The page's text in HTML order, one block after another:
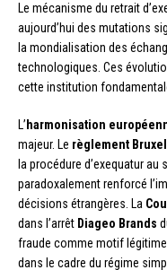
Le mécanisme du retrait
aujourd’hui des mutations
la mondialisation des
technologiques. Ces
cette institution
L’ harmonisation
majeur. Le règlement
la procédure d’exequatur au
paradoxalement renforcé
décisions étrangères. La
dans l’arrêt Diageo Brands
fraude comme motif
dans le cadre du régime